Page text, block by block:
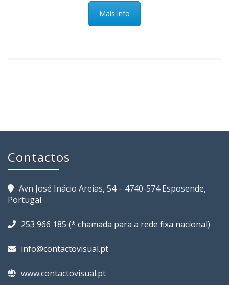
Mais info
Contactos
Avn José Inácio Areias, 54 – 4740-574 Esposende,
Portugal
253 966 185 (* chamada para a rede fixa nacional)
info@contactovisual.pt
www.contactovisual.pt